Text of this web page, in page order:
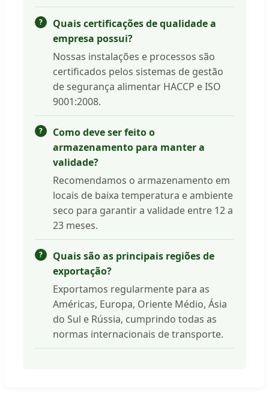
Quais certificações de qualidade a
empresa possui?
Nossas instalações e processos são
certificados pelos sistemas de gestão
de segurança alimentar HACCP e ISO
9001:2008.
Como deve ser feito o
armazenamento para manter a
validade?
Recomendamos o armazenamento em
locais de baixa temperatura e ambiente
seco para garantir a validade entre 12 a
23 meses.
Quais são as principais regiões de
exportação?
Exportamos regularmente para as
Américas, Europa, Oriente Médio, Ásia
do Sul e Rússia, cumprindo todas as
normas internacionais de transporte.